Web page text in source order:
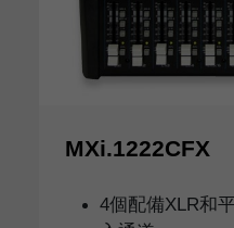
MXi.1222CFX
4個配備XLR和